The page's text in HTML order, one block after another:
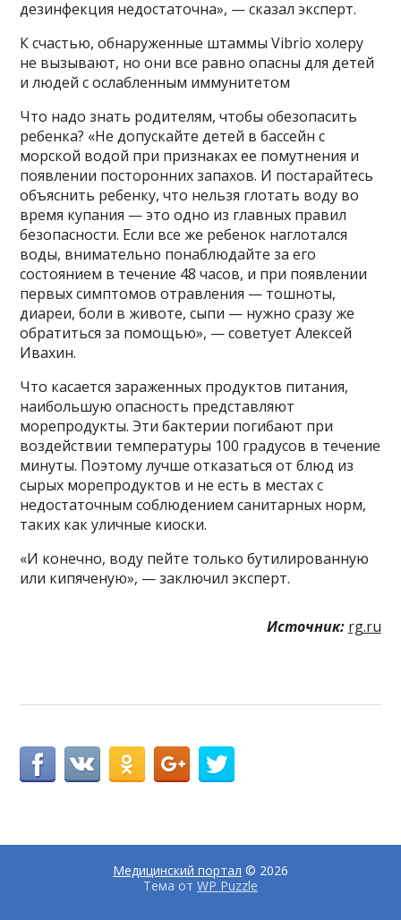
дезинфекция недостаточна», — сказал эксперт.
К счастью, обнаруженные штаммы Vibrio холеру
не вызывают, но они все равно опасны для детей
и людей с ослабленным иммунитетом
Что надо знать родителям, чтобы обезопасить
ребенка? «Не допускайте детей в бассейн с
морской водой при признаках ее помутнения и
появлении посторонних запахов. И постарайтесь
объяснить ребенку, что нельзя глотать воду во
время купания — это одно из главных правил
безопасности. Если все же ребенок наглотался
воды, внимательно понаблюдайте за его
состоянием в течение 48 часов, и при появлении
первых симптомов отравления — тошноты,
диареи, боли в животе, сыпи — нужно сразу же
обратиться за помощью», — советует Алексей
Ивахин.
Что касается зараженных продуктов питания,
наибольшую опасность представляют
морепродукты. Эти бактерии погибают при
воздействии температуры 100 градусов в течение
минуты. Поэтому лучше отказаться от блюд из
сырых морепродуктов и не есть в местах с
недостаточным соблюдением санитарных норм,
таких как уличные киоски.
«И конечно, воду пейте только бутилированную
или кипяченую», — заключил эксперт.
Источник: rg.ru
Медицинский портал © 2026
Тема от WP Puzzle